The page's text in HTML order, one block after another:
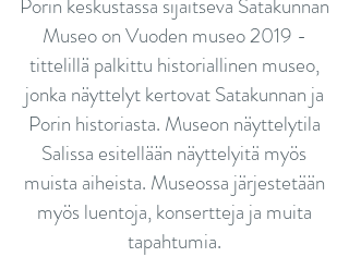
Porin keskustassa sijaitseva Satakunnan
Museo on Vuoden museo 2019 -
tittelillä palkittu historiallinen museo,
jonka näyttelyt kertovat Satakunnan ja
Porin historiasta. Museon näyttelytila
Salissa esitellään näyttelyitä myös
muista aiheista. Museossa järjestetään
myös luentoja, konsertteja ja muita
tapahtumia.